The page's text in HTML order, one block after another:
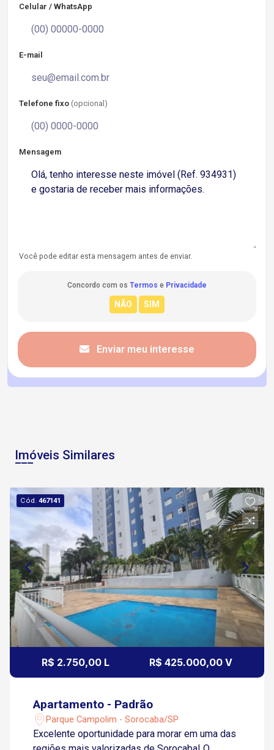
Celular / WhatsApp
E-mail
Telefone fixo (opcional)
Mensagem
Você pode editar esta mensagem antes de enviar.
Concordo com os Termos e Privacidade
Enviar meu interesse
Imóveis Similares
Cód.467141
R$ 2.750,00 L R$ 425.000,00 V
Apartamento - Padrão
Parque Campolim - Sorocaba/SP
Excelente oportunidade para morar em uma das